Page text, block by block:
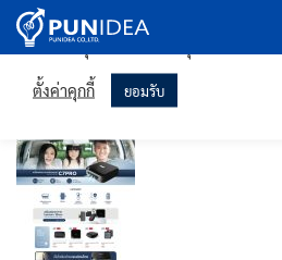
Skipเราใช้คุกกี้ในเว็บไซต์ของเราเพื่อให้คุณ
มากที่สุดโดยจดจำการตั้งค่าของคุณแล
แสดงว่าคุณยินยอมให้ใช้คุกกี้ทั้งหมด
ตั้งค่าคุกกี้ ยอมรับ